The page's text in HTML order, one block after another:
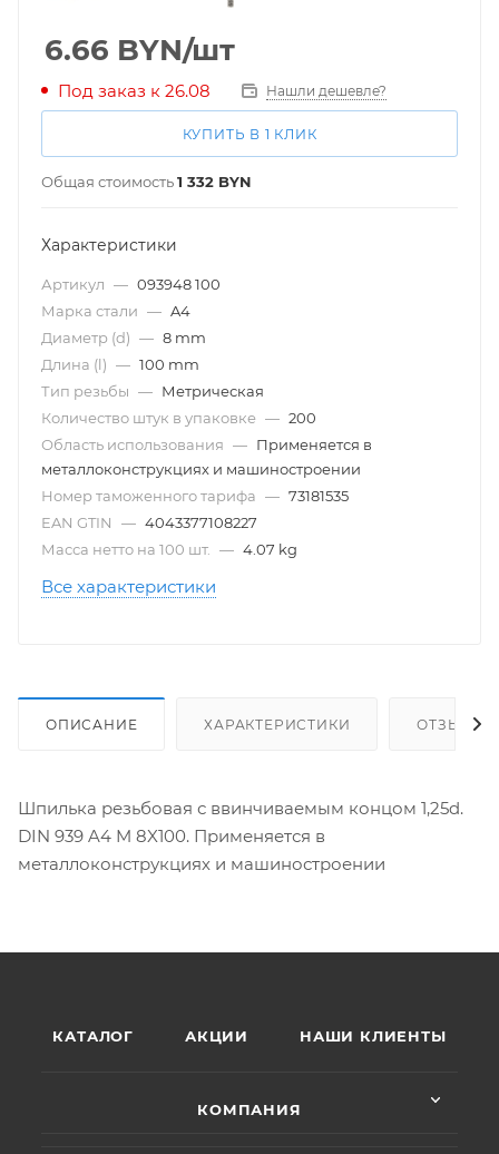
6.66 BYN/шт
Под заказ к 26.08 Нашли дешевле?
КУПИТЬ В 1 КЛИК
Общая стоимость1 332 BYN
Характеристики
Артикул — 093948 100
Марка стали — A4
Диаметр (d) — 8 mm
Длина (l) — 100 mm
Тип резьбы — Метрическая
Количество штук в упаковке — 200
Область использования — Применяется в
металлоконструкциях и машиностроении
Номер таможенного тарифа — 73181535
EAN GTIN
— 4043377108227
Масса нетто на 100 шт.
— 4.07 kg
Все характеристики
ОПИСАНИЕ ХАРАКТЕРИСТИКИ ОТЗЫВЫ
Шпилька резьбовая с ввинчиваемым концом 1,25d.
DIN 939 A4 M 8X100. Применяется в
металлоконструкциях и машиностроении
КАТАЛОГ АКЦИИ НАШИ КЛИЕНТЫ
КОМПАНИЯ